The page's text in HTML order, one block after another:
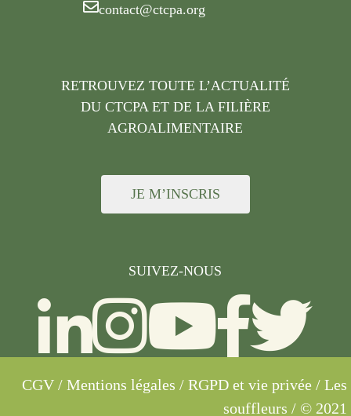
contact@ctcpa.org
RETROUVEZ TOUTE L’ACTUALITÉ
DU CTCPA ET DE LA FILIÈRE
AGROALIMENTAIRE
JE M’INSCRIS
SUIVEZ-NOUS
CGV / Mentions légales / RGPD et vie privée / Les
souffleurs / © 2021